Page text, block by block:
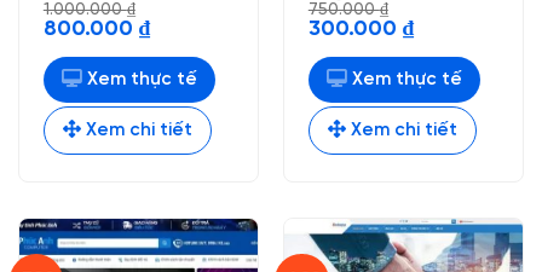
đẹp
1.000.000₫
Giá
gốc
là:
1.000.000 ₫.
800.000 ₫Giá
hiện
tại
là:
800.000 ₫.
Xem thực tế
Xem chi tiết
khỏe , đẹp ,
chuẩn seo
750.000₫
Giá
gốc
là:
750.000 ₫.
300.000 ₫Giá
hiện
tại
là:
300.000 ₫.
Xem thực tế
Xem chi tiết